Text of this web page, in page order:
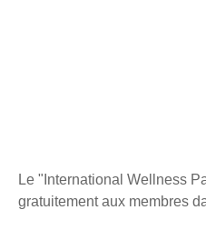
Le "International Wellness
gratuitement aux membres